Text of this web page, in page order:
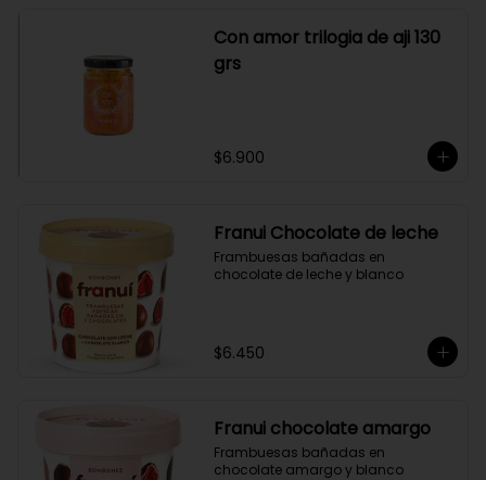
Con amor trilogia de aji 130
grs
$6.900
Franui Chocolate de leche
Frambuesas bañadas en
chocolate de leche y blanco
$6.450
Franui chocolate amargo
Frambuesas bañadas en
chocolate amargo y blanco